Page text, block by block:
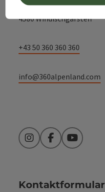
Bahnhofstraße 2
4580 Windischgarsten
+43 50 360 360 360
info@360alpenland.com
InstagramFacebookYouTube
Kontaktformular